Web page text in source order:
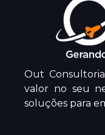
Out
valor no seu
soluções para